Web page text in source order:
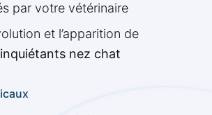
par votre vétérinaire
et l’apparition de
nez chat